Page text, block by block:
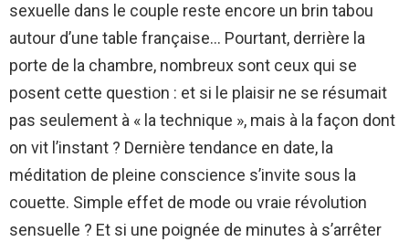
sexuelle dans le couple reste encore un brin tabou
autour d’une table française… Pourtant, derrière la
porte de la chambre, nombreux sont ceux qui se
posent cette question : et si le plaisir ne se résumait
pas seulement à « la technique », mais à la façon dont
on vit l’instant ? Dernière tendance en date, la
méditation de pleine conscience s’invite sous la
couette. Simple effet de mode ou vraie révolution
sensuelle ? Et si une poignée de minutes à s’arrêter